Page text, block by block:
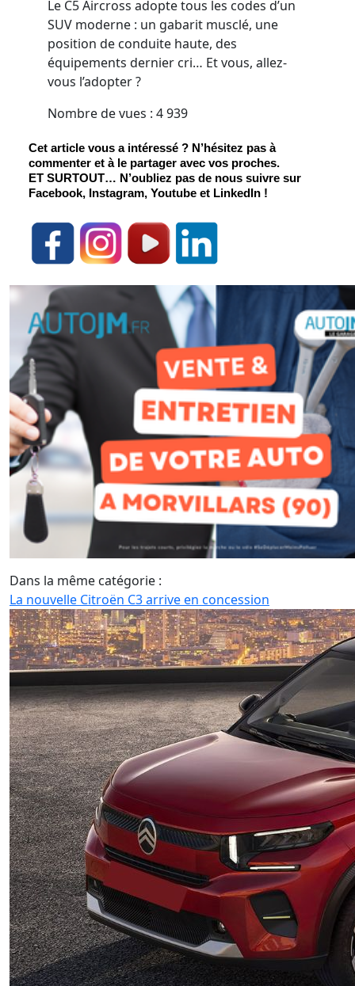
Le C5 Aircross adopte tous les codes d’un
SUV moderne : un gabarit musclé, une
position de conduite haute, des
équipements dernier cri… Et vous, allez-
vous l’adopter ?
Nombre de vues : 4 939
Cet article vous a intéressé ? N’hésitez pas à
commenter et à le partager avec vos proches.
ET SURTOUT… N’oubliez pas de nous suivre sur
Facebook, Instagram, Youtube et LinkedIn !
Dans la même catégorie :
La nouvelle Citroën C3 arrive en concession